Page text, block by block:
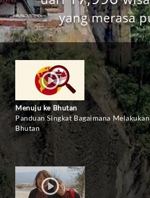
yang merasa
Menuju ke Bhutan
Panduan Singkat Bagaimana
Bhutan